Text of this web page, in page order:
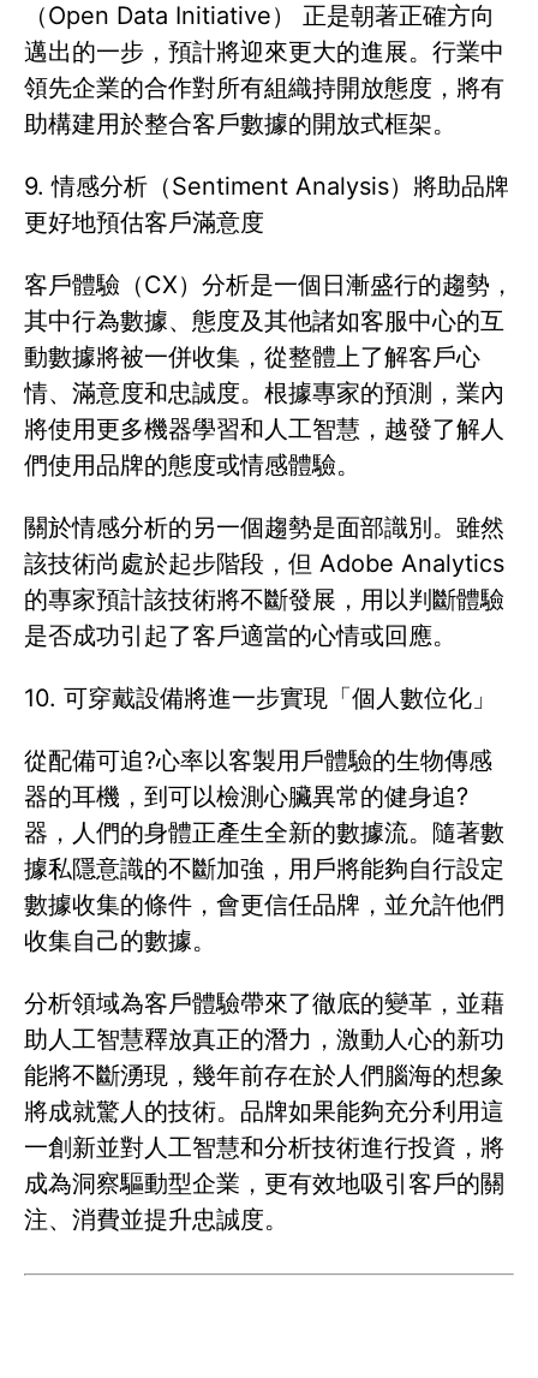
（Open Data Initiative） 正是朝著正確方向
邁出的一步，預計將迎來更大的進展。行業中
領先企業的合作對所有組織持開放態度，將有
助構建用於整合客戶數據的開放式框架。
9. 情感分析（Sentiment Analysis）將助品牌
更好地預估客戶滿意度
客戶體驗（CX）分析是一個日漸盛行的趨勢，
其中行為數據、態度及其他諸如客服中心的互
動數據將被一併收集，從整體上了解客戶心
情、滿意度和忠誠度。根據專家的預測，業內
將使用更多機器學習和人工智慧，越發了解人
們使用品牌的態度或情感體驗。
關於情感分析的另一個趨勢是面部識別。雖然
該技術尚處於起步階段，但 Adobe Analytics
的專家預計該技術將不斷發展，用以判斷體驗
是否成功引起了客戶適當的心情或回應。
10. 可穿戴設備將進一步實現「個人數位化」
從配備可追?心率以客製用戶體驗的生物傳感
器的耳機，到可以檢測心臟異常的健身追?
器，人們的身體正產生全新的數據流。隨著數
據私隱意識的不斷加強，用戶將能夠自行設定
數據收集的條件，會更信任品牌，並允許他們
收集自己的數據。
分析領域為客戶體驗帶來了徹底的變革，並藉
助人工智慧釋放真正的潛力，激動人心的新功
能將不斷湧現，幾年前存在於人們腦海的想象
將成就驚人的技術。品牌如果能夠充分利用這
一創新並對人工智慧和分析技術進行投資，將
成為洞察驅動型企業，更有效地吸引客戶的關
注、消費並提升忠誠度。